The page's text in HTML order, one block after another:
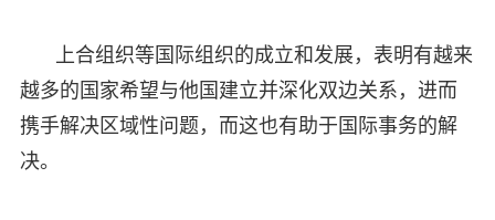
上合组织等国际组织的成立和发展，表明有越来
越多的国家希望与他国建立并深化双边关系，进而
携手解决区域性问题，而这也有助于国际事务的解
决。